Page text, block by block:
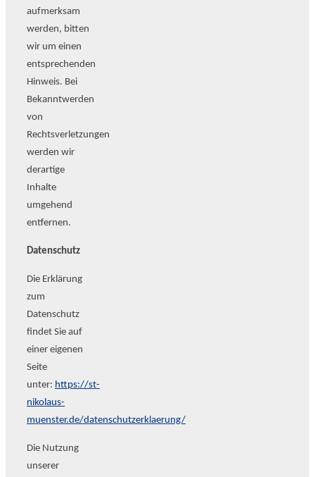
aufmerksam
werden, bitten
wir um einen
entsprechenden
Hinweis. Bei
Bekanntwerden
von
Rechtsverletzungen
werden wir
derartige
Inhalte
umgehend
entfernen.
Datenschutz
Die Erklärung
zum
Datenschutz
findet Sie auf
einer eigenen
Seite
unter: https://st-
nikolaus-
muenster.de/datenschutzerklaerung/
Die Nutzung
unserer